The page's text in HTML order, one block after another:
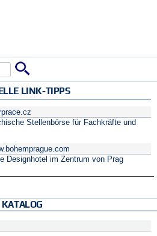
LINK-TIPPS
Stellenbörse für Fachkräfte und
Designhotel im Zentrum von Prag
KATALOG